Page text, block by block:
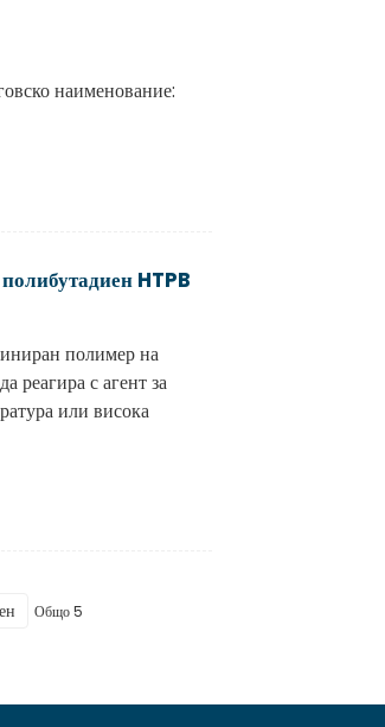
наименование:
HTPB
полимер на
реагира с агент за
или висока
Общо 5